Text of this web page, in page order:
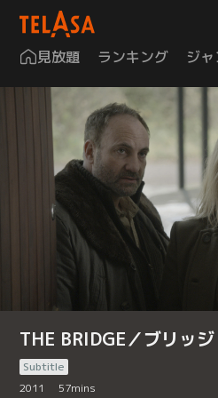
見放題 ランキング ジ
THE BRIDGE／ブリッ
Subtitle
2011
57mins